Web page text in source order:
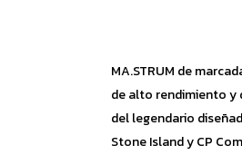
MA.STRUM de
de alto rendimiento y
del legendario
Stone Island y CP